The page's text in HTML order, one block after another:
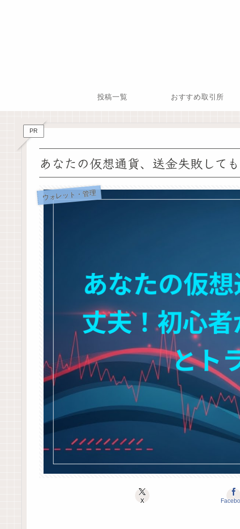
投稿一覧 おすすめ取引所
PR
あなたの仮想通貨、送金失敗して
ウォレット・管理
X